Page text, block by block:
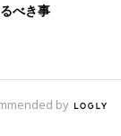
べき事
by